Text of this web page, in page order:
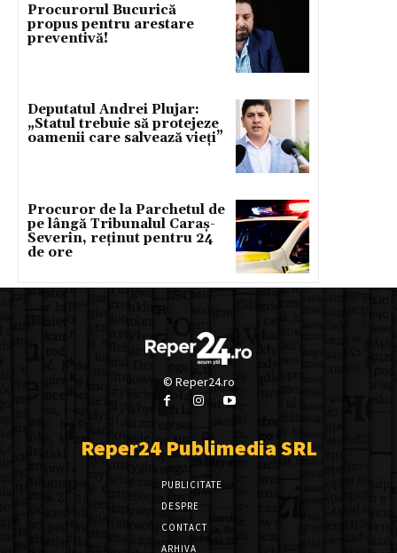
Procurorul Bucurică
propus pentru arestare
preventivă!
Deputatul Andrei Plujar:
„Statul trebuie să protejeze
oamenii care salvează vieți”
Procuror de la Parchetul de
pe lângă Tribunalul Caraș-
Severin, reținut pentru 24
de ore
© Reper24.ro
Reper24 Publimedia SRL
PUBLICITATE
DESPRE
CONTACT
ARHIVA